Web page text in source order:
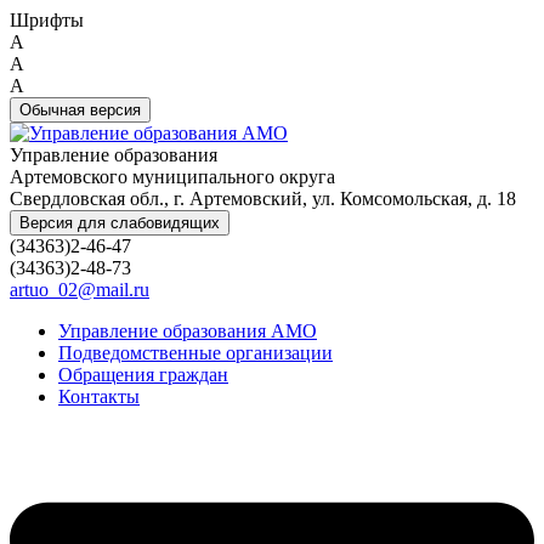
Шрифты
A
A
A
Обычная версия
Управление образования
Артемовского муниципального округа
Свердловская обл., г. Артемовский, ул. Комсомольская, д. 18
Версия для слабовидящих
(34363)2-46-47
(34363)2-48-73
artuo_02@mail.ru
Управление образования АМО
Подведомственные организации
Обращения граждан
Контакты